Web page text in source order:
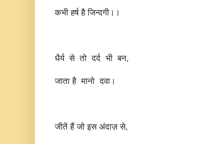
कभी हर्ष है जिन्दगी।।
धैर्य से तो दर्द भी बन,
जाता है मानो दवा।
जीतें हैं जो इस अंदाज़ से,